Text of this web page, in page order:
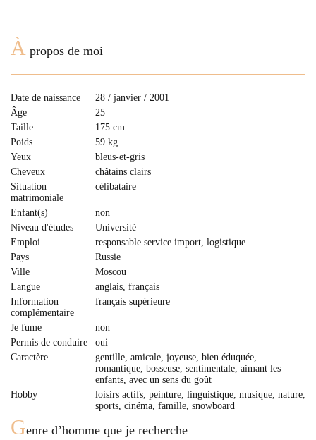
À propos de moi
Date de naissance
28 / janvier / 2001
Âge
25
Taille
175 cm
Poids
59 kg
Yeux
bleus-et-gris
Cheveux
сhâtains clairs
Situation
matrimoniale
célibataire
Enfant(s)
non
Niveau d'études
Université
Emploi
responsable service import, logistique
Pays
Russie
Ville
Moscou
Langue
anglais, français
Information
complémentaire
français supérieure
Je fume
non
Permis de conduire
oui
Caractère
gentille, amicale, joyeuse, bien éduquée,
romantique, bosseuse, sentimentale, aimant les
enfants, avec un sens du goût
Hobby
loisirs actifs, peinture, linguistique, musique, nature,
sports, cinéma, famille, snowboard
Genre d’homme que je recherche